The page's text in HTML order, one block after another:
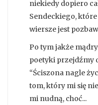
niekiedy dopiero
Sendeckiego,
wiersze jest
Po tym jakże
poetyki przejdźmy
“Ściszona nagle
tom, który mi się
mi nudną, choć...